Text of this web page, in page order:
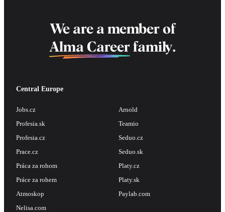
We are a member of
Alma Career family.
Central Europe
Jobs.cz
Profesia.sk
Profesia.cz
Prace.cz
Práca za rohom
Práce za rohem
Atmoskop
Nelisa.com
Arnold
Teamio
Seduo.cz
Seduo.sk
Platy.cz
Platy.sk
Paylab.com